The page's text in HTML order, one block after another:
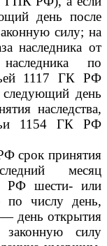
день после
силу; на
наследника от
по
1117 ГК РФ
день
наследства,
1154 ГК РФ
срок принятия
месяц
РФ шести- или
по числу день,
— день открытия
законную силу